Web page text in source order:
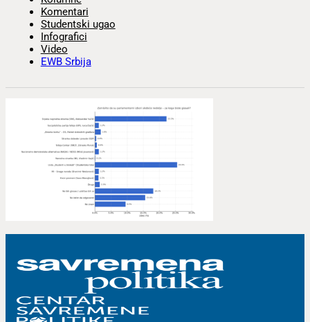
Komentari
Studentski ugao
Infografici
Video
EWB Srbija